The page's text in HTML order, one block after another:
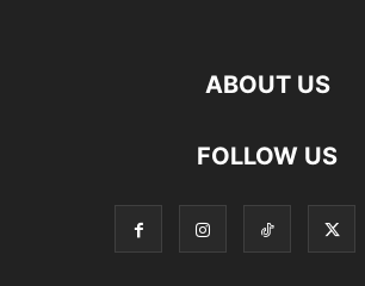
ABOUT US
FOLLOW US